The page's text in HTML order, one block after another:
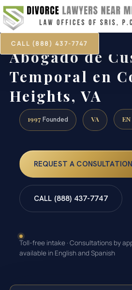
CALL (888) 437-7747
Abogado de
Temporal en
Heights, VA
1997 Founded VA EN
REQUEST A CONSULTATION
CALL (888) 437-7747
Toll-free intake · Consultations by
available in English and Spanish